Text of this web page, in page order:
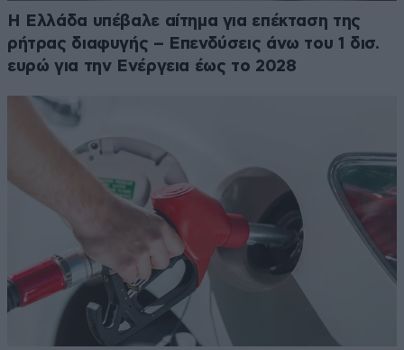
Η Ελλάδα υπέβαλε αίτημα για επέκταση της
ρήτρας διαφυγής – Επενδύσεις άνω του 1 δισ.
ευρώ για την Ενέργεια έως το 2028